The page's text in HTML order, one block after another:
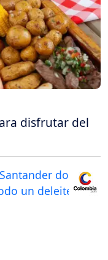
disfrutar del